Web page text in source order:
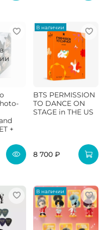
+
В наличии
BTS PERMISSION
TO DANCE ON
STAGE in THE US
8 700 ₽
В наличии